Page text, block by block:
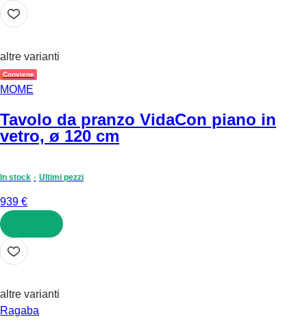
AGGIUNGI
altre varianti
Conviene
MOME
Tavolo da pranzo VidaCon piano in
vetro, ø 120 cm
In stock Ultimi pezzi
939 €
AGGIUNGI
altre varianti
Ragaba